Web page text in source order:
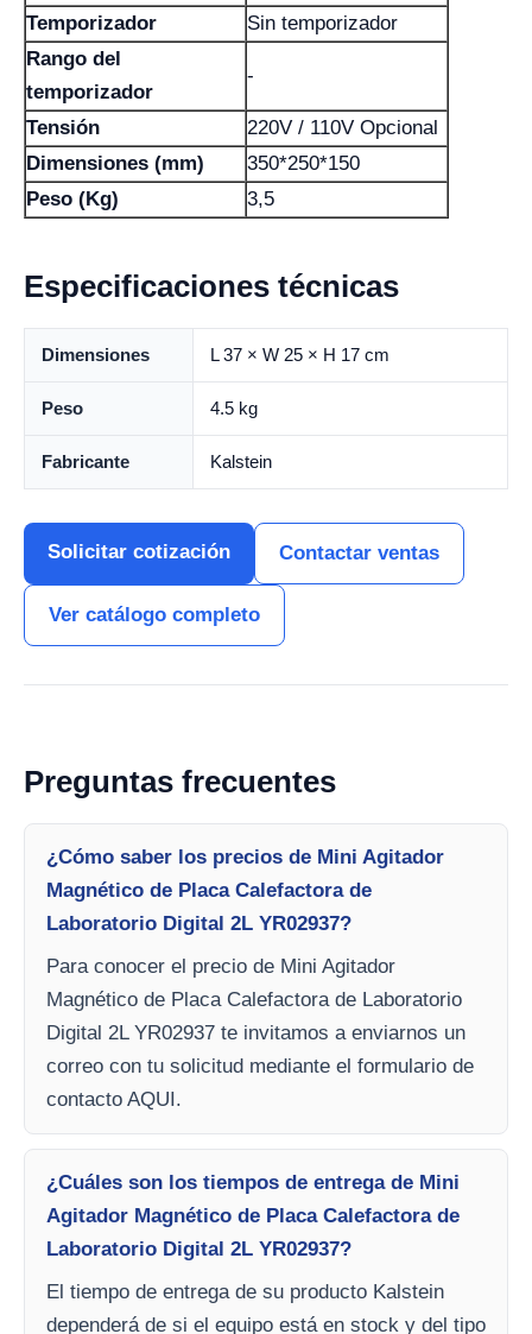
Temporizador
Sin temporizador
Rango del
temporizador
-
Tensión
220V / 110V Opcional
Dimensiones (mm)
350*250*150
Peso (Kg)
3,5
Especificaciones técnicas
Dimensiones L 37 × W 25 × H 17 cm
Peso 4.5 kg
Fabricante Kalstein
Solicitar cotización Contactar ventas
Ver catálogo completo
Preguntas frecuentes
¿Cómo saber los precios de Mini Agitador
Magnético de Placa Calefactora de
Laboratorio Digital 2L YR02937?
Para conocer el precio de Mini Agitador
Magnético de Placa Calefactora de Laboratorio
Digital 2L YR02937 te invitamos a enviarnos un
correo con tu solicitud mediante el formulario de
contacto AQUI.
¿Cuáles son los tiempos de entrega de Mini
Agitador Magnético de Placa Calefactora de
Laboratorio Digital 2L YR02937?
El tiempo de entrega de su producto Kalstein
dependerá de si el equipo está en stock y del tipo